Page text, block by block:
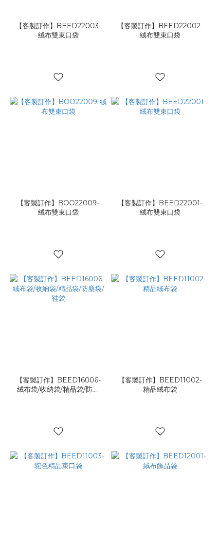
【客製訂作】BEED22003-
絨布雙束口袋
【客製訂作】BEED22002-
絨布雙束口袋
【客製訂作】BOO22009-
絨布雙束口袋
【客製訂作】BEED22001-
絨布雙束口袋
【客製訂作】BEED16006-
絨布袋/收納袋/精品袋/防塵
【客製訂作】BEED11002-
精品絨布袋